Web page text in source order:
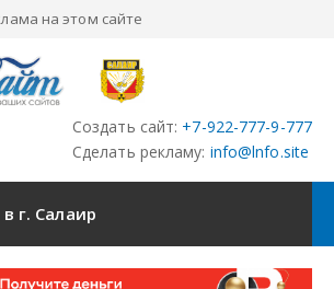
на этом сайте
Создать сайт: +7-922-777-9-777
Сделать рекламу: info@lnfo.site
г. Салаир